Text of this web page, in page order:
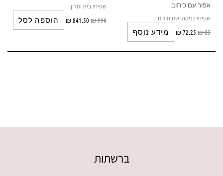
אפור עם כיתוב
שטיחי כניסה ושטיחונים
₪85
₪ 72.25 מידע נוסף
שטיחי בית וסלון
₪990
₪ 841.50 הוספה לסל
ברשתות